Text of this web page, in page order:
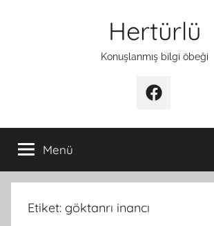
Hertürlü
Konuşlanmış bilgi öbeği
Facebook
Menü
Etiket: göktanrı inancı